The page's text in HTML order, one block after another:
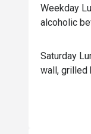
Weekday
alcoholic
Saturday
wall, grilled